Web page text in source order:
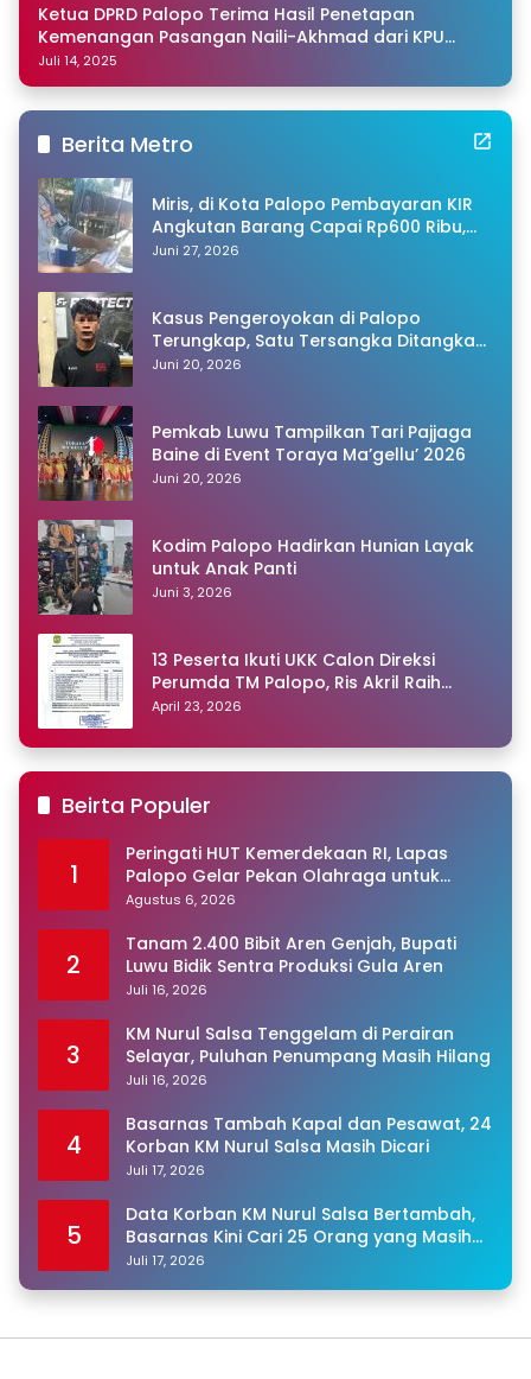
Ketua DPRD Palopo Terima Hasil Penetapan
Kemenangan Pasangan Naili-Akhmad dari KPU
Sulsel
Juli 14, 2025
Berita Metro
Miris, di Kota Palopo Pembayaran KIR
Angkutan Barang Capai Rp600 Ribu,
Warganet Pertanyakan Dugaan Pungli
Juni 27, 2026
Kasus Pengeroyokan di Palopo
Terungkap, Satu Tersangka Ditangkap
Polisi
Juni 20, 2026
Pemkab Luwu Tampilkan Tari Pajjaga
Baine di Event Toraya Ma’gellu’ 2026
Juni 20, 2026
Kodim Palopo Hadirkan Hunian Layak
untuk Anak Panti
Juni 3, 2026
13 Peserta Ikuti UKK Calon Direksi
Perumda TM Palopo, Ris Akril Raih
Peringkat Pertama
April 23, 2026
Beirta Populer
1
Peringati HUT Kemerdekaan RI, Lapas
Palopo Gelar Pekan Olahraga untuk
Warga Binaan
Agustus 6, 2026
2
Tanam 2.400 Bibit Aren Genjah, Bupati
Luwu Bidik Sentra Produksi Gula Aren
Juli 16, 2026
3
KM Nurul Salsa Tenggelam di Perairan
Selayar, Puluhan Penumpang Masih Hilang
Juli 16, 2026
4
Basarnas Tambah Kapal dan Pesawat, 24
Korban KM Nurul Salsa Masih Dicari
Juli 17, 2026
5
Data Korban KM Nurul Salsa Bertambah,
Basarnas Kini Cari 25 Orang yang Masih
Hilang
Juli 17, 2026